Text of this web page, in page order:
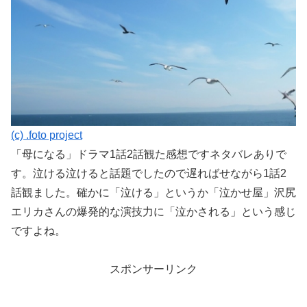
(c) .foto project
「母になる」ドラマ1話2話観た感想ですネタバレありで
す。泣ける泣けると話題でしたので遅ればせながら1話2
話観ました。確かに「泣ける」というか「泣かせ屋」沢尻
エリカさんの爆発的な演技力に「泣かされる」という感じ
ですよね。
スポンサーリンク